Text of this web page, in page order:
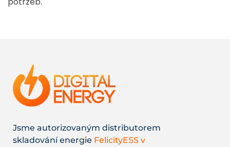
Jsme autorizovaným distributorem
skladování energie FelicityESS v